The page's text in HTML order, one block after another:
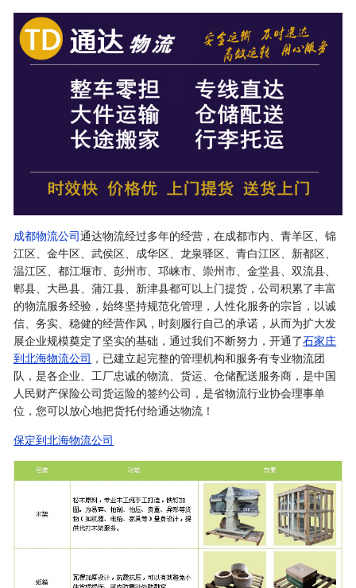
成都物流公司通达物流经过多年的经营，在成都市内、青羊区、锦
江区、金牛区、武侯区、成华区、龙泉驿区、青白江区、新都区、
温江区、都江堰市、彭州市、邛崃市、崇州市、金堂县、双流县、
郫县、大邑县、蒲江县、新津县都可以上门提货，公司积累了丰富
的物流服务经验，始终坚持规范化管理，人性化服务的宗旨，以诚
信、务实、稳健的经营作风，时刻履行自己的承诺，从而为扩大发
展企业规模奠定了坚实的基础，通过我们不断努力，开通了石家庄
到北海物流公司 ，已建立起完整的管理机构和服务有专业物流团
队，是各企业、工厂忠诚的物流、货运、仓储配送服务商，是中国
人民财产保险公司货运险的签约公司，是省物流行业协会理事单
位，您可以放心地把货托付给通达物流！
保定到北海物流公司